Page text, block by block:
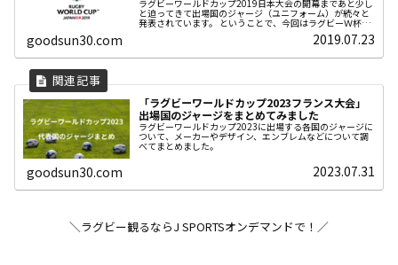
ラグビーワールドカップ2019日本大会の開幕まであと少し
と迫ってきて出場国のジャージ（ユニフォーム）が続々と
発表されています。 ということで、今回はラグビーＷ杯出
goodsun30.com 2019.07.23
「ラグビーワールドカップ2023フランス大会」
出場国のジャージをまとめてみました
ラグビーワールドカップ2023に出場する各国のジャージに
ついて、メーカーやデザイン、エンブレムなどについて調
べてまとめました。
goodsun30.com 2023.07.31
＼ラグビー観るならJ SPORTSオンデマンドで！／